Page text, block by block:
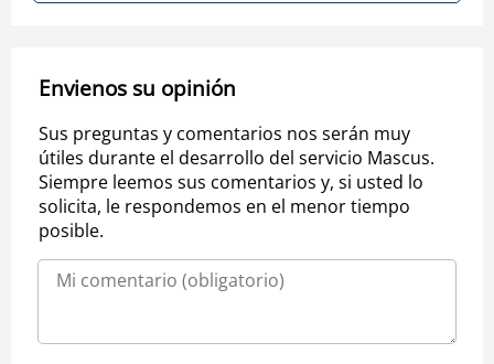
Envienos su opinión
Sus preguntas y comentarios nos serán muy
útiles durante el desarrollo del servicio Mascus.
Siempre leemos sus comentarios y, si usted lo
solicita, le respondemos en el menor tiempo
posible.